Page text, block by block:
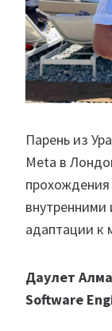
Парень из
Meta в
адаптации к
Даулет
Software